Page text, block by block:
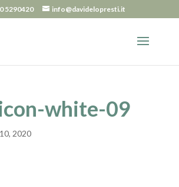
5290420 info@davidelopresti.it
white-09
2020